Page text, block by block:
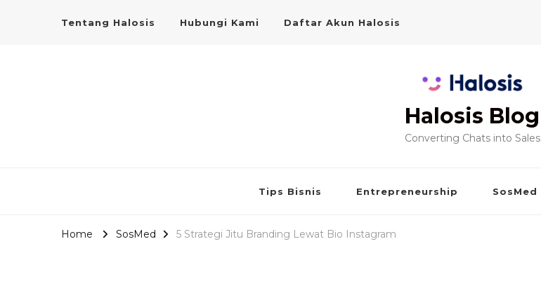
Tentang Halosis Hubungi Kami Daftar Akun Halosis
Halosis Blog
Converting Chats into Sales
Tips Bisnis Entrepreneurship SosMed
Home SosMed 5 Strategi Jitu Branding Lewat Bio Instagram